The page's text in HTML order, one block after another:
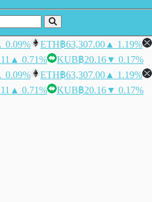
0.09% ETH฿63,307.00 ▲ 1.19%
▲ 0.71% KUB฿20.16▼ 0.17%
0.09% ETH฿63,307.00 ▲ 1.19%
▲ 0.71% KUB฿20.16▼ 0.17%